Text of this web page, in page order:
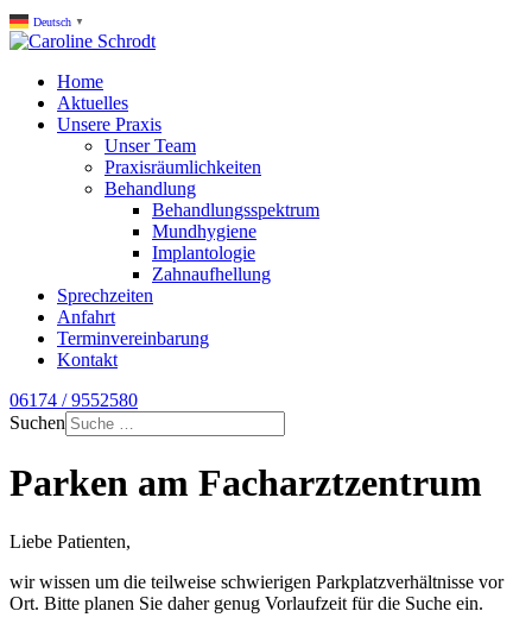
Deutsch ▼
Home
Aktuelles
Unsere Praxis
Unser Team
Praxisräumlichkeiten
Behandlung
Behandlungsspektrum
Mundhygiene
Implantologie
Zahnaufhellung
Sprechzeiten
Anfahrt
Terminvereinbarung
Kontakt
06174 / 9552580
Suchen
Parken am Facharztzentrum
Liebe Patienten,
wir wissen um die teilweise schwierigen Parkplatzverhältnisse vor
Ort. Bitte planen Sie daher genug Vorlaufzeit für die Suche ein.